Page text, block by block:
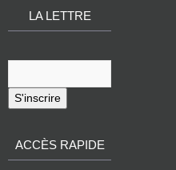
LA LETTRE
S'inscrire
ACCÈS RAPIDE